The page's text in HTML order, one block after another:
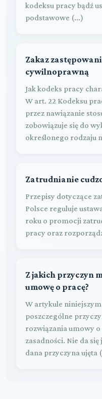
kodeksu pracy bądź
podstawowe (...)
Zakaz
cywilnoprawną
Jak kodeks pracy
W art. 22 Kodeksu
przez nawiązanie
zobowiązuje się do
określonego rodzaju
Zatrudnianie
Przepisy dotyczące
Polsce reguluje
roku o promocji
pracy oraz
Z jakich przyczyn
umowę o pracę?
W artykule
poszczególne
rozwiązania umowy o
zasadności. Nie da
dana przyczyna ujęta